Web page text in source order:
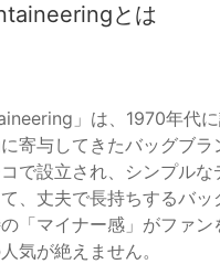
とは
」は、1970年代に
寄与してきたバッグブラ
で設立され、シンプルな
、丈夫で長持ちするバッ
「マイナー感」がファン
気が絶えません。